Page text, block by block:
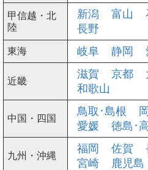
甲信越・北
陸
新潟 富山
長野
東海 岐阜 静岡
近畿
滋賀 京都
和歌山
中国・四国
鳥取･島根
愛媛
徳島･
九州・沖縄
福岡 佐賀
宮崎
鹿児島